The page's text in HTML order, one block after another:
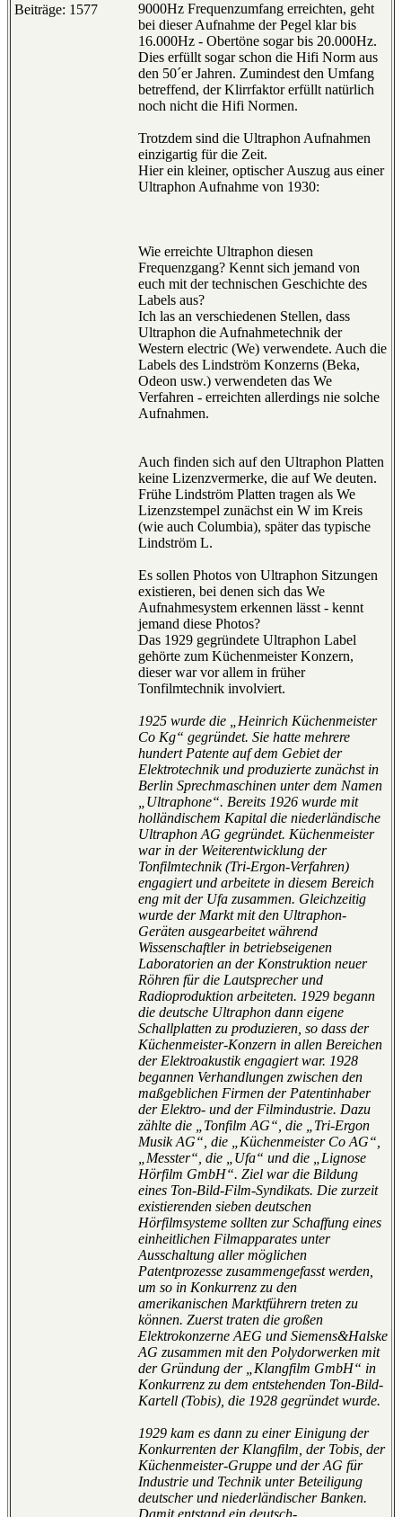
Beiträge: 1577
9000Hz Frequenzumfang erreichten, geht
bei dieser Aufnahme der Pegel klar bis
16.000Hz - Obertöne sogar bis 20.000Hz.
Dies erfüllt sogar schon die Hifi Norm aus
den 50´er Jahren. Zumindest den Umfang
betreffend, der Klirrfaktor erfüllt natürlich
noch nicht die Hifi Normen.
Trotzdem sind die Ultraphon Aufnahmen
einzigartig für die Zeit.
Hier ein kleiner, optischer Auszug aus einer
Ultraphon Aufnahme von 1930:
Wie erreichte Ultraphon diesen
Frequenzgang? Kennt sich jemand von
euch mit der technischen Geschichte des
Labels aus?
Ich las an verschiedenen Stellen, dass
Ultraphon die Aufnahmetechnik der
Western electric (We) verwendete. Auch die
Labels des Lindström Konzerns (Beka,
Odeon usw.) verwendeten das We
Verfahren - erreichten allerdings nie solche
Aufnahmen.
Auch finden sich auf den Ultraphon Platten
keine Lizenzvermerke, die auf We deuten.
Frühe Lindström Platten tragen als We
Lizenzstempel zunächst ein W im Kreis
(wie auch Columbia), später das typische
Lindström L.
Es sollen Photos von Ultraphon Sitzungen
existieren, bei denen sich das We
Aufnahmesystem erkennen lässt - kennt
jemand diese Photos?
Das 1929 gegründete Ultraphon Label
gehörte zum Küchenmeister Konzern,
dieser war vor allem in früher
Tonfilmtechnik involviert.
1925 wurde die „Heinrich Küchenmeister
Co Kg“ gegründet. Sie hatte mehrere
hundert Patente auf dem Gebiet der
Elektrotechnik und produzierte zunächst in
Berlin Sprechmaschinen unter dem Namen
„Ultraphone“. Bereits 1926 wurde mit
holländischem Kapital die niederländische
Ultraphon AG gegründet. Küchenmeister
war in der Weiterentwicklung der
Tonfilmtechnik (Tri-Ergon-Verfahren)
engagiert und arbeitete in diesem Bereich
eng mit der Ufa zusammen. Gleichzeitig
wurde der Markt mit den Ultraphon-
Geräten ausgearbeitet während
Wissenschaftler in betriebseigenen
Laboratorien an der Konstruktion neuer
Röhren für die Lautsprecher und
Radioproduktion arbeiteten. 1929 begann
die deutsche Ultraphon dann eigene
Schallplatten zu produzieren, so dass der
Küchenmeister-Konzern in allen Bereichen
der Elektroakustik engagiert war. 1928
begannen Verhandlungen zwischen den
maßgeblichen Firmen der Patentinhaber
der Elektro- und der Filmindustrie. Dazu
zählte die „Tonfilm AG“, die „Tri-Ergon
Musik AG“, die „Küchenmeister Co AG“,
„Messter“, die „Ufa“ und die „Lignose
Hörfilm GmbH“. Ziel war die Bildung
eines Ton-Bild-Film-Syndikats. Die zurzeit
existierenden sieben deutschen
Hörfilmsysteme sollten zur Schaffung eines
einheitlichen Filmapparates unter
Ausschaltung aller möglichen
Patentprozesse zusammengefasst werden,
um so in Konkurrenz zu den
amerikanischen Marktführern treten zu
können. Zuerst traten die großen
Elektrokonzerne AEG und Siemens&Halske
AG zusammen mit den Polydorwerken mit
der Gründung der „Klangfilm GmbH“ in
Konkurrenz zu dem entstehenden Ton-Bild-
Kartell (Tobis), die 1928 gegründet wurde.
1929 kam es dann zu einer Einigung der
Konkurrenten der Klangfilm, der Tobis, der
Küchenmeister-Gruppe und der AG für
Industrie und Technik unter Beteiligung
deutscher und niederländischer Banken.